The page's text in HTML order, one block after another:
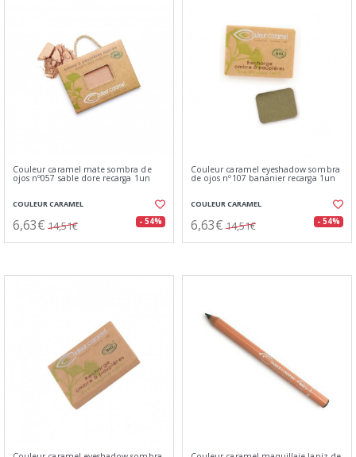
Couleur caramel mate sombra de
ojos nº057 sable dore recarga 1un
COULEUR CARAMEL
6,63€ 14,51€ - 54%
Couleur caramel eyeshadow sombra
de ojos nº107 bananier recarga 1un
COULEUR CARAMEL
6,63€ 14,51€ - 54%